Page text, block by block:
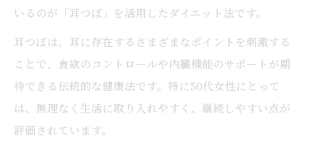
いるのが「耳つぼ」を活用したダイエット法です。
耳つぼは、耳に存在するさまざまなポイントを刺激する
ことで、食欲のコントロールや内臓機能のサポートが期
待できる伝統的な健康法です。特に50代女性にとって
は、無理なく生活に取り入れやすく、継続しやすい点が
評価されています。